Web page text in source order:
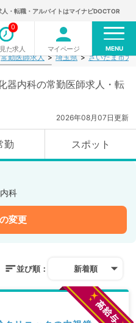
人・転職・アルバイトはマイナビDOCTOR
た求人
0
マイページ MENU
常勤医師求人 埼玉県 さいたま市大
器内科の常勤医師求人・転
2026年08月07日更新
勤 スポット
科
変更
並び順： 新着順